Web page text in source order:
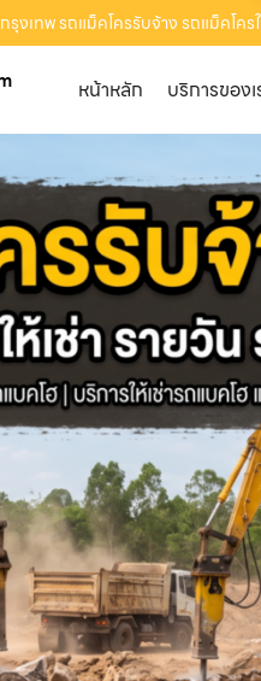
รุงเทพ รถแม็คโครรับจ้าง รถแม็คโค
หน้าหลัก บริการของเ